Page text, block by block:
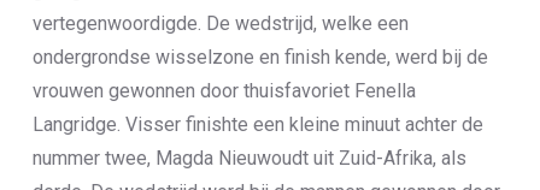
vertegenwoordigde. De wedstrijd, welke een
ondergrondse wisselzone en finish kende, werd bij de
vrouwen gewonnen door thuisfavoriet Fenella
Langridge. Visser finishte een kleine minuut achter de
nummer twee, Magda Nieuwoudt uit Zuid-Afrika, als